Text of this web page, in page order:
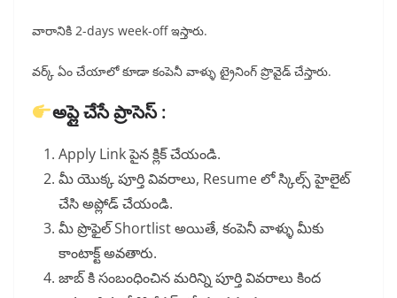
వారానికి 2-days week-off ఇస్తారు.
వర్క్ ఏం చేయాలో కూడా కంపెనీ వాళ్ళు ట్రైనింగ్ ప్రొవైడ్ చేస్తారు.
అప్లై చేసే ప్రాసెస్ :
Apply Link పైన క్లిక్ చేయండి.
మీ యొక్క పూర్తి వివరాలు, Resume లో స్కిల్స్ హైలైట్
చేసి అప్లోడ్ చేయండి.
మీ ప్రొఫైల్ Shortlist అయితే, కంపెనీ వాళ్ళు మీకు
కాంటాక్ట్ అవతారు.
జాబ్ కి సంబంధించిన మరిన్ని పూర్తి వివరాలు కింద